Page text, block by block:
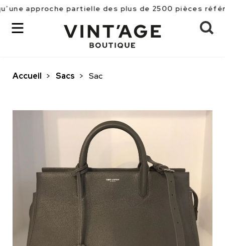
partielle des plus de 2500 pièces référencées
Accueil > Sacs > Sac